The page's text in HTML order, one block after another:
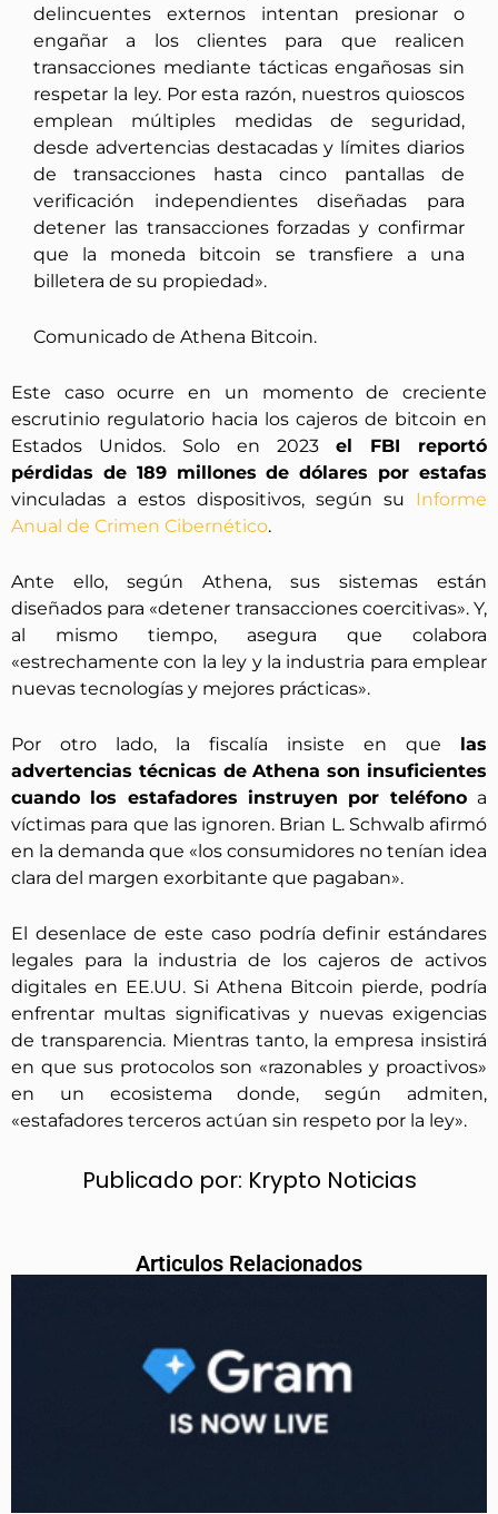
delincuentes externos intentan presionar o
engañar a los clientes para que realicen
transacciones mediante tácticas engañosas sin
respetar la ley. Por esta razón, nuestros quioscos
emplean múltiples medidas de seguridad,
desde advertencias destacadas y límites diarios
de transacciones hasta cinco pantallas de
verificación independientes diseñadas para
detener las transacciones forzadas y confirmar
que la moneda bitcoin se transfiere a una
billetera de su propiedad».
Comunicado de Athena Bitcoin.
Este caso ocurre en un momento de creciente
escrutinio regulatorio hacia los cajeros de bitcoin en
Estados Unidos. Solo en 2023 el FBI reportó
pérdidas de 189 millones de dólares por estafas
vinculadas a estos dispositivos, según su Informe
Anual de Crimen Cibernético.
Ante ello, según Athena, sus sistemas están
diseñados para «detener transacciones coercitivas». Y,
al mismo tiempo, asegura que colabora
«estrechamente con la ley y la industria para emplear
nuevas tecnologías y mejores prácticas».
Por otro lado, la fiscalía insiste en que las
advertencias técnicas de Athena son insuficientes
cuando los estafadores instruyen por teléfono a
víctimas para que las ignoren. Brian L. Schwalb afirmó
en la demanda que «los consumidores no tenían idea
clara del margen exorbitante que pagaban».
El desenlace de este caso podría definir estándares
legales para la industria de los cajeros de activos
digitales en EE.UU. Si Athena Bitcoin pierde, podría
enfrentar multas significativas y nuevas exigencias
de transparencia. Mientras tanto, la empresa insistirá
en que sus protocolos son «razonables y proactivos»
en un ecosistema donde, según admiten,
«estafadores terceros actúan sin respeto por la ley».
Publicado por: Krypto Noticias
Articulos Relacionados